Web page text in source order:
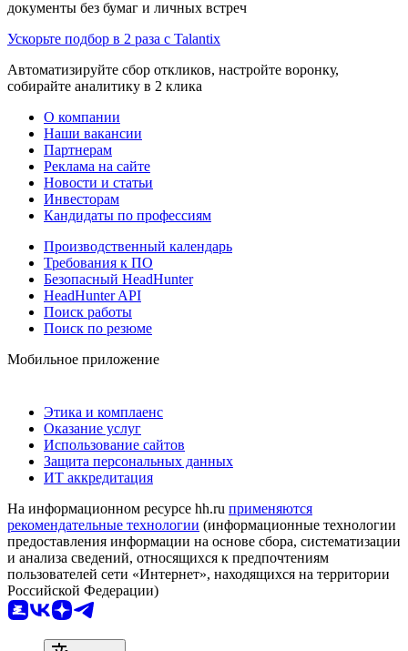
документы без бумаг и личных встреч
Ускорьте подбор в 2 раза с Talantix
Автоматизируйте сбор откликов, настройте воронку,
собирайте аналитику в 2 клика
О компании
Наши вакансии
Партнерам
Реклама на сайте
Новости и статьи
Инвесторам
Кандидаты по профессиям
Производственный календарь
Требования к ПО
Безопасный HeadHunter
HeadHunter API
Поиск работы
Поиск по резюме
Мобильное приложение
Этика и комплаенс
Оказание услуг
Использование сайтов
Защита персональных данных
ИТ аккредитация
На информационном ресурсе hh.ru применяются
рекомендательные технологии (информационные технологии
предоставления информации на основе сбора, систематизации
и анализа сведений, относящихся к предпочтениям
пользователей сети «Интернет», находящихся на территории
Российской Федерации)